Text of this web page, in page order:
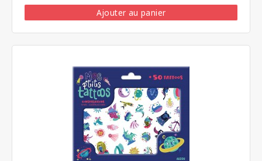
Ajouter au panier